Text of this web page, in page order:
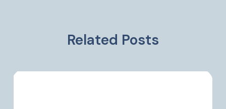
Related Posts